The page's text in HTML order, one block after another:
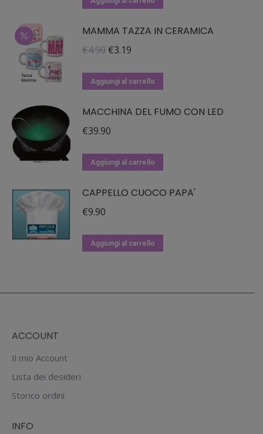
scelte
nella
del
prodotto
MAMMA TAZZA IN CERAMICA
€4.90 Il
originale
€4.90.
€3.19
attuale
€3.19.
Aggiungi al carrello
MACCHINA DEL FUMO CON LED
€39.90
Aggiungi al carrello
CAPPELLO CUOCO PAPA'
€9.90
Aggiungi al carrello
ACCOUNT
Il mio Account
Lista dei desideri
Storico ordini
INFO